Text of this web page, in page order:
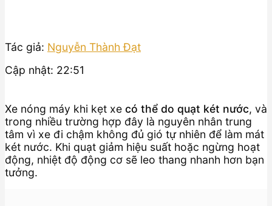
Tác giả: Nguyễn Thành Đạt
Cập nhật: 22:51
Xe nóng máy khi kẹt xe có thể do quạt két nước, và
trong nhiều trường hợp đây là nguyên nhân trung
tâm vì xe đi chậm không đủ gió tự nhiên để làm mát
két nước. Khi quạt giảm hiệu suất hoặc ngừng hoạt
động, nhiệt độ động cơ sẽ leo thang nhanh hơn bạn
tưởng.